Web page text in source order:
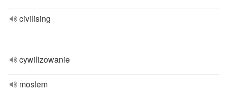
civilising
cywilizowanie
moslem